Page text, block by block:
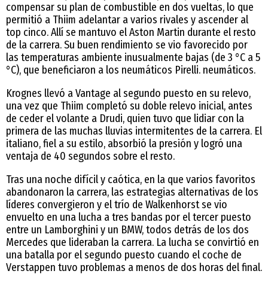
compensar su plan de combustible en dos vueltas, lo que
permitió a Thiim adelantar a varios rivales y ascender al
top cinco. Allí se mantuvo el Aston Martin durante el resto
de la carrera. Su buen rendimiento se vio favorecido por
las temperaturas ambiente inusualmente bajas (de 3 °C a 5
°C), que beneficiaron a los neumáticos Pirelli. neumáticos.
Krognes llevó a Vantage al segundo puesto en su relevo,
una vez que Thiim completó su doble relevo inicial, antes
de ceder el volante a Drudi, quien tuvo que lidiar con la
primera de las muchas lluvias intermitentes de la carrera. El
italiano, fiel a su estilo, absorbió la presión y logró una
ventaja de 40 segundos sobre el resto.
Tras una noche difícil y caótica, en la que varios favoritos
abandonaron la carrera, las estrategias alternativas de los
líderes convergieron y el trío de Walkenhorst se vio
envuelto en una lucha a tres bandas por el tercer puesto
entre un Lamborghini y un BMW, todos detrás de los dos
Mercedes que lideraban la carrera. La lucha se convirtió en
una batalla por el segundo puesto cuando el coche de
Verstappen tuvo problemas a menos de dos horas del final.